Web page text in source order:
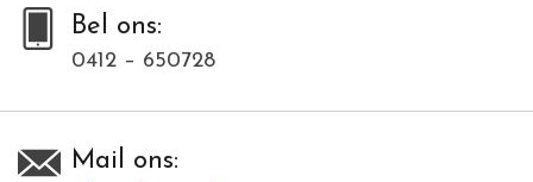
Bel ons:
0412 – 650728
Mail ons: